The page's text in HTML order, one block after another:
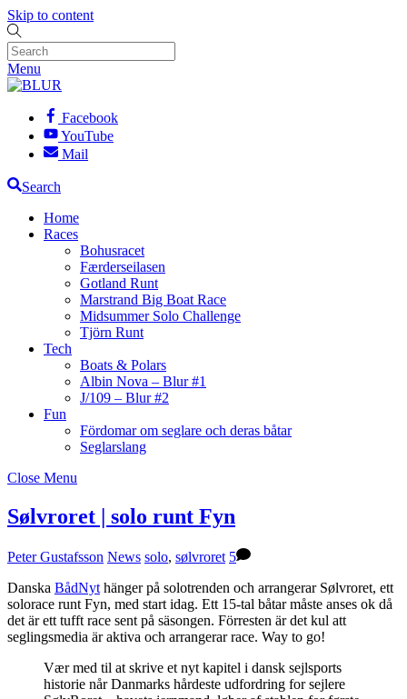
Skip to content
Menu
Facebook
YouTube
Mail
Search
Home
Races
Bohusracet
Færderseilasen
Gotland Runt
Marstrand Big Boat Race
Midsummer Solo Challenge
Tjörn Runt
Tech
Boats & Polars
Albin Nova – Blur #1
J/109 – Blur #2
Fun
Fördomar om seglare och deras båtar
Seglarslang
Close Menu
Sølvroret | solo runt Fyn
Peter Gustafsson News solo, sølvroret 5
Danska BådNyt hänger på solotrenden och arrangerar Sølvroret, ett
solorace runt Fyn, med start idag. Ett 15-tal båtar måste anses ok då
det är ett tufft race sent på säsongen. Förresten är det kul att
seglingsmedia är aktiva och arrangerar race. Way to go!
Vær med til at skrive et nyt kapitel i dansk sejlsports
historie når Danmarks hårdeste udfordring for sejlere